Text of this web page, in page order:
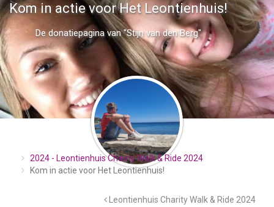
Kom in actie voor Het Leontienhuis!
De donatiepagina van "Stijn van den Berg"
2024 - Leontienhuis Charity Walk & Ride 2024
Kom in actie voor Het Leontienhuis!
Leontienhuis Charity Walk & Ride 2024